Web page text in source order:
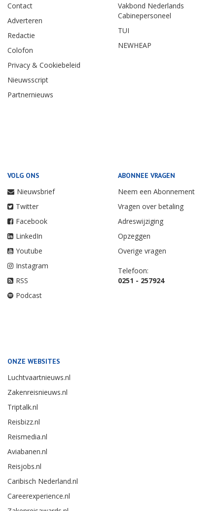
Contact
Adverteren
Redactie
Colofon
Privacy & Cookiebeleid
Nieuwsscript
Partnernieuws
Vakbond Nederlands
Cabinepersoneel
TUI
NEWHEAP
VOLG ONS
Nieuwsbrief
Twitter
Facebook
LinkedIn
Youtube
Instagram
RSS
Podcast
ABONNEE VRAGEN
Neem een Abonnement
Vragen over betaling
Adreswijziging
Opzeggen
Overige vragen
Telefoon:
0251 - 257924
ONZE WEBSITES
Luchtvaartnieuws.nl
Zakenreisnieuws.nl
Triptalk.nl
Reisbizz.nl
Reismedia.nl
Aviabanen.nl
Reisjobs.nl
Caribisch Nederland.nl
Careerexperience.nl